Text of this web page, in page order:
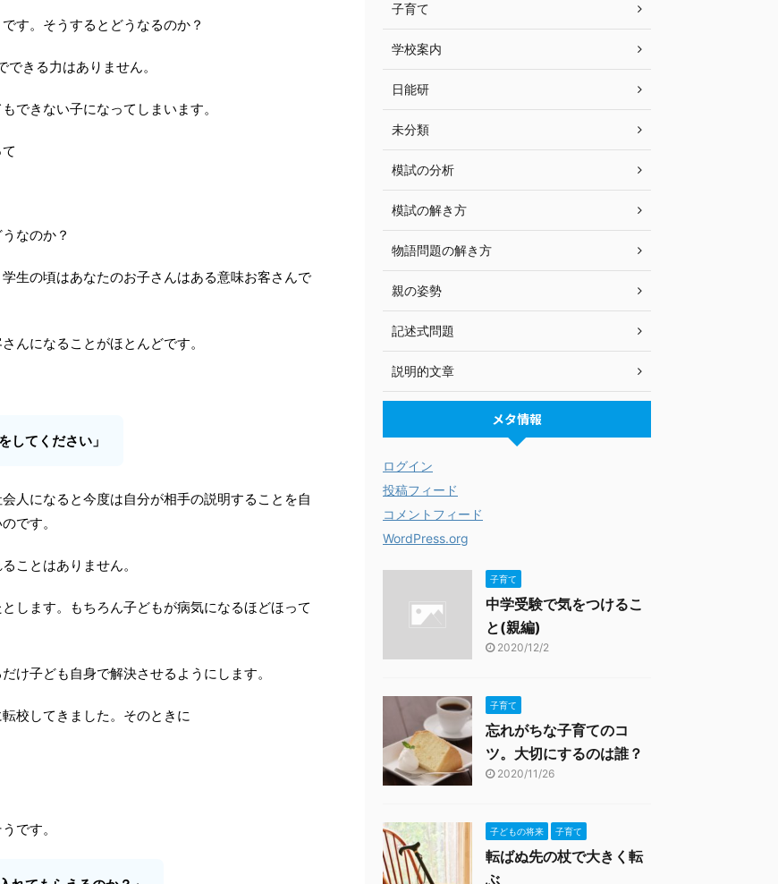
す。そうするとどうなるのか？
きる力はありません。
できない子になってしまいます。
なのか？
生の頃はあなたのお子さんはある意味お客さんで
んになることがほとんどです。
してください」
人になると今度は自分が相手の説明することを自
です。
ことはありません。
します。もちろん子どもが病気になるほどほって
け子ども自身で解決させるようにします。
校してきました。そのときに
です。
子育て
学校案内
日能研
未分類
模試の分析
模試の解き方
物語問題の解き方
親の姿勢
記述式問題
説明的文章
メタ情報
ログイン
投稿フィード
コメントフィード
WordPress.org
子育て
中学受験で気をつけるこ
と(親編)
2020/12/2
子育て
忘れがちな子育てのコ
ツ。大切にするのは誰？
2020/11/26
子どもの将来 子育て
転ばぬ先の杖で大きく転
ぶ